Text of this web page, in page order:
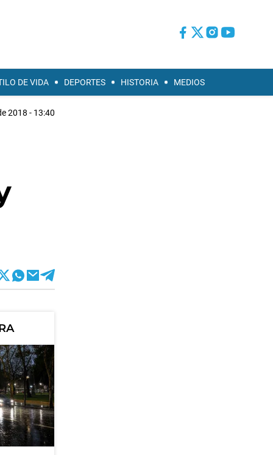
DE VIDA DEPORTES HISTORIA MEDIOS
2018 - 13:40